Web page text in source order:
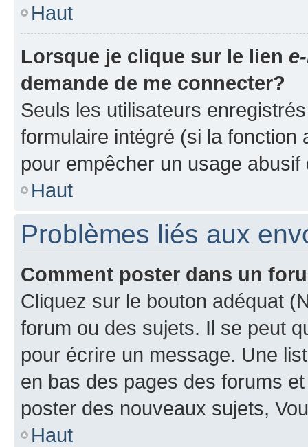
Haut
Lorsque je clique sur le lien
demande de me connecter?
Seuls les utilisateurs
formulaire intégré (si la fonction
pour empêcher un usage
Haut
Problèmes liés aux
Comment poster dans un
Cliquez sur le bouton adéquat
forum ou des sujets. Il se peut
pour écrire un message. Une
en bas des pages des forums
poster des nouveaux sujets,
Haut